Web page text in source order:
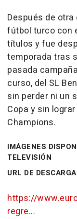
Después de
fútbol turco con
títulos y fue
temporada tras
pasada
curso, del SL
sin perder ni un
Copa y sin
Champions.
IMÁGENES
TELEVISIÓN
URL DE
https://
regre...